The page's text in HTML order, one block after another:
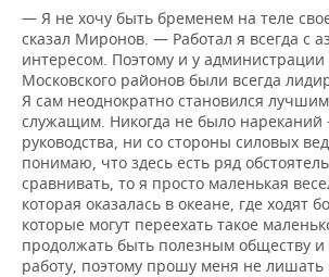
— Я не хочу быть бременем на теле
сказал Миронов. — Работал я всегда с
интересом. Поэтому и у администрации
Московского районов были всегда
Я сам неоднократно становился
служащим. Никогда не было
руководства, ни со стороны силовых
понимаю, что здесь есть ряд
сравнивать, то я просто маленькая
которая оказалась в океане, где ходят
которые могут переехать такое
продолжать быть полезным обществу
работу, поэтому прошу меня не лишать